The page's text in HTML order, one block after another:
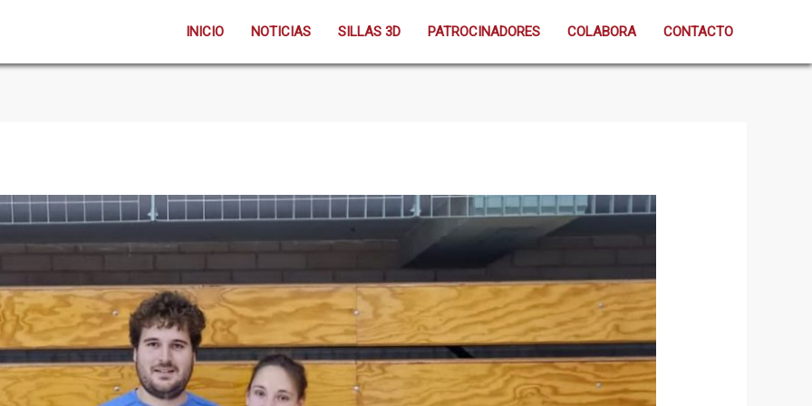
INICIO NOTICIAS SILLAS 3D PATROCINADORES COLABORA CONTACTO